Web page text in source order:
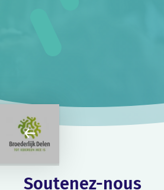
Soutenez-nous